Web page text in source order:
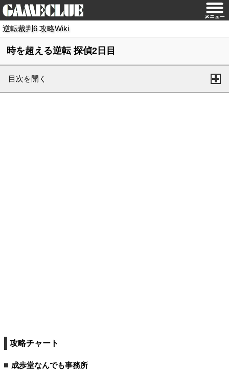
逆転裁判6 攻略Wiki
時を超える逆転 探偵2日目
目次を開く
攻略チャート
成歩堂なんでも事務所